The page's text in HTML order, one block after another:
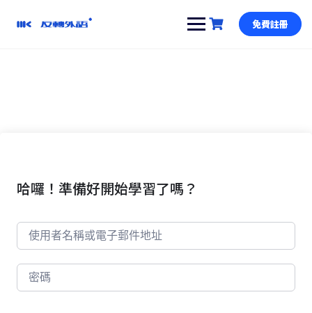
免費註冊
哈囉！準備好開始學習了嗎？